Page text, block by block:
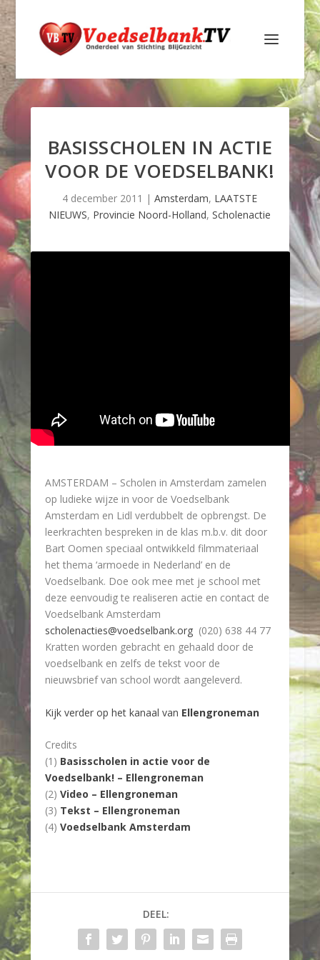
BASISSCHOLEN IN ACTIE
VOOR DE VOEDSELBANK!
4 december 2011 |Amsterdam, LAATSTE
NIEUWS, Provincie Noord-Holland,Scholenactie
AMSTERDAM – Scholen in Amsterdam zamelen
op ludieke wijze in voor de Voedselbank
Amsterdam en Lidl verdubbelt de opbrengst. De
leerkrachten bespreken in de klas m.b.v. dit door
Bart Oomen speciaal ontwikkeld filmmateriaal
het thema ‘armoede in Nederland’ en de
Voedselbank. Doe ook mee met je school met
deze eenvoudig te realiseren actie en contact de
Voedselbank Amsterdam
scholenacties@voedselbank.org (020) 638 44 77
Kratten worden gebracht en gehaald door de
voedselbank en zelfs de tekst voor de
nieuwsbrief van school wordt aangeleverd.
Kijk verder op het kanaal van Ellengroneman
Credits
(1) Basisscholen in actie voor de
Voedselbank! – Ellengroneman
(2) Video – Ellengroneman
(3) Tekst – Ellengroneman
(4) Voedselbank Amsterdam
DEEL: